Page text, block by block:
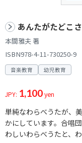
あんたがたどこさ
本間雅夫 著
ISBN978-4-11-730250-9
音楽教育 幼児教育
JPY: 1,100yen
単純なわらべうたが、
かにしています。合唱
わしいわらべうたと、